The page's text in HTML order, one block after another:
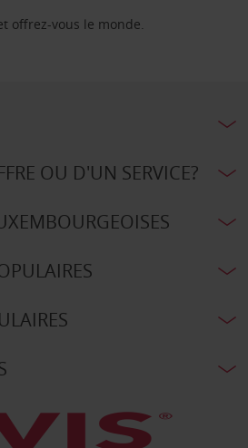
offrez-vous le monde.
OU D'UN SERVICE?